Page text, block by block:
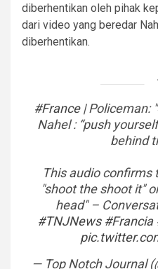
diberhentikan oleh pihak
dari video yang beredar
diberhentikan.
#France| Policeman:
Nahel : “push
behind
This audio confirms
"shoot the shoot it"
head" –
#TNJNews #Francia
— Top Notch Journal